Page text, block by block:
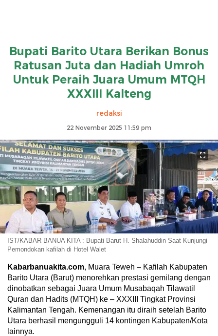
Bupati Barito Utara Berikan Bonus
Ratusan Juta dan Hadiah Umroh
Untuk Peraih Juara Umum MTQH
XXXIII Kalteng
redaksi
22 November 2025 11:59 pm
IST/KABAR BANUA KITA : Bupati Barut H. Shalahuddin Saat Kunjungi
Pemondokan kafilah di Hotel Walet
Kabarbanuakita.com, Muara Teweh – Kafilah Kabupaten
Barito Utara (Barut) menorehkan prestasi gemilang dengan
dinobatkan sebagai Juara Umum Musabaqah Tilawatil
Quran dan Hadits (MTQH) ke – XXXIII Tingkat Provinsi
Kalimantan Tengah. Kemenangan itu diraih setelah Barito
Utara berhasil mengungguli 14 kontingen Kabupaten/Kota
lainnya.